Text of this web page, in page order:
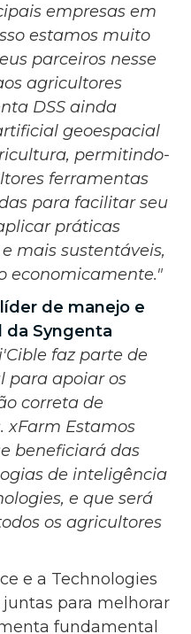
empresas em
estamos muito
parceiros nesse
agricultores
DSS ainda
geoespacial
permitindo-
ferramentas
para facilitar seu
práticas
mais sustentáveis,
economicamente."
de manejo e
da Syngenta
faz parte de
para apoiar os
correta de
xFarm Estamos
beneficiará das
de inteligência
e que será
os agricultores
e a Technologies
para melhorar
fundamental